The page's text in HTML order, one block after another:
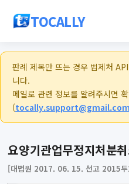
TOCALLY
판례 제목만 뜨는 경우 법제처
니다.
메일로 관련 정보를 알려주시면
(tocally.support@gmail.com
요양기관업무정지처분
[대법원 2017. 06. 15. 선고 2015